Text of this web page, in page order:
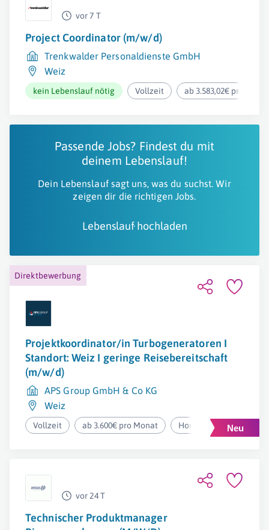
vor 7 T
Project Coordinator (m/w/d)
Trenkwalder Personaldienste GmbH
Weiz
kein Lebenslauf nötig Vollzeit ab 3.583,02€ pro
Passende Jobs? Findest du mit
deinem Lebenslauf!
Dein Lebenslauf sagt uns, was du suchst. Wir
zeigen dir die richtigen Jobs.
Lebenslauf hochladen
Direktbewerbung
Projektkoordinator/in Turbogeneratoren I
Standort: Weiz I geringe Reisebereitschaft
(m/w/d)
APS Group GmbH & Co KG
Weiz
Vollzeit ab 3.600€ pro Monat Homeoffice
vor 24 T
Technischer Produktmanager